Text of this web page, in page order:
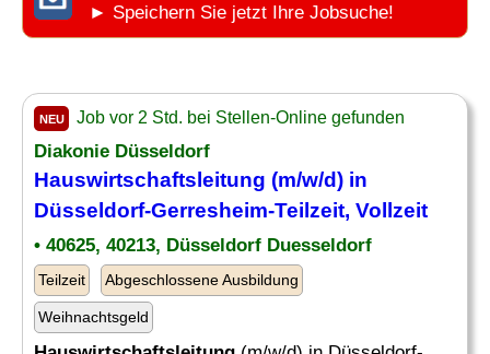
► Speichern Sie jetzt Ihre Jobsuche!
NEU Job vor 2 Std. bei Stellen-Online gefunden
Diakonie Düsseldorf
Hauswirtschaftsleitung (m/w/d) in
Düsseldorf-Gerresheim-Teilzeit, Vollzeit
• 40625, 40213, Düsseldorf Duesseldorf
Teilzeit Abgeschlossene Ausbildung
Weihnachtsgeld